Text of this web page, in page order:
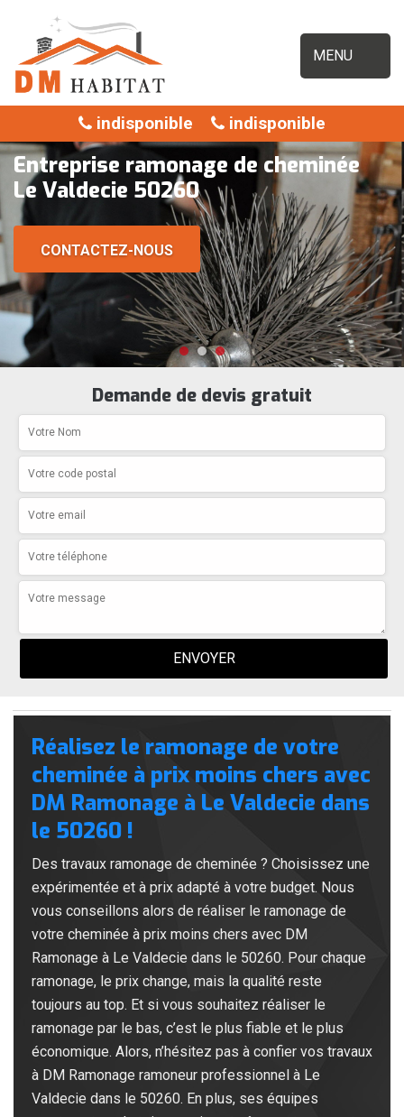
MENU
indisponible indisponible
Entreprise ramonage de cheminée
Le Valdecie 50260
CONTACTEZ-NOUS
Demande de devis gratuit
Réalisez le ramonage de votre
cheminée à prix moins chers avec
DM Ramonage à Le Valdecie dans
le 50260 !
Des travaux ramonage de cheminée ? Choisissez une
expérimentée et à prix adapté à votre budget. Nous
vous conseillons alors de réaliser le ramonage de
votre cheminée à prix moins chers avec DM
Ramonage à Le Valdecie dans le 50260. Pour chaque
ramonage, le prix change, mais la qualité reste
toujours au top. Et si vous souhaitez réaliser le
ramonage par le bas, c’est le plus fiable et le plus
économique. Alors, n’hésitez pas à confier vos travaux
à DM Ramonage ramoneur professionnel à Le
Valdecie dans le 50260. En plus, ses équipes